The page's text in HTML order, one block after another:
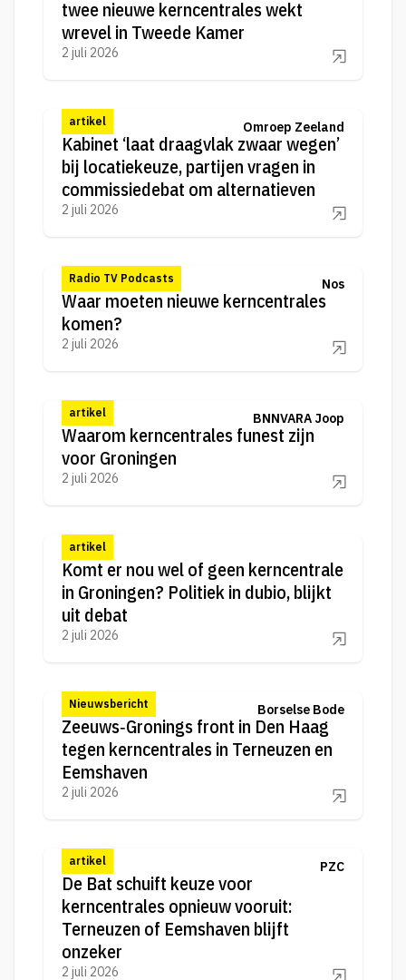
twee nieuwe kerncentrales wekt
wrevel in Tweede Kamer
2 juli 2026
artikel Omroep Zeeland
Kabinet ‘laat draagvlak zwaar wegen’
bij locatiekeuze, partijen vragen in
commissiedebat om alternatieven
2 juli 2026
Radio TV Podcasts Nos
Waar moeten nieuwe kerncentrales
komen?
2 juli 2026
artikel BNNVARA Joop
Waarom kerncentrales funest zijn
voor Groningen
2 juli 2026
artikel
Komt er nou wel of geen kerncentrale
in Groningen? Politiek in dubio, blijkt
uit debat
2 juli 2026
Nieuwsbericht Borselse Bode
Zeeuws‑Gronings front in Den Haag
tegen kerncentrales in Terneuzen en
Eemshaven
2 juli 2026
artikel PZC
De Bat schuift keuze voor
kerncentrales opnieuw vooruit:
Terneuzen of Eemshaven blijft
onzeker
2 juli 2026